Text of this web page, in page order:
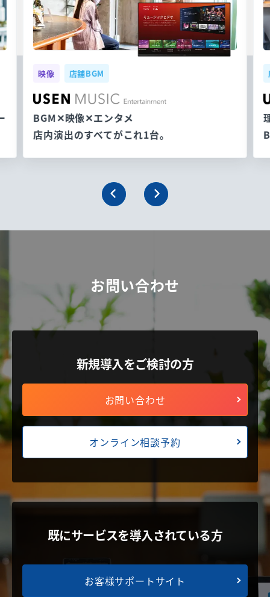
映像 店舗BGM
BGM✕映像✕エンタメ
店内演出のすべてがこれ1台。
お問い合わせ
新規導入をご検討の方
お問い合わせ
オンライン相談予約
既にサービスを導入されている方
お客様サポートサイト